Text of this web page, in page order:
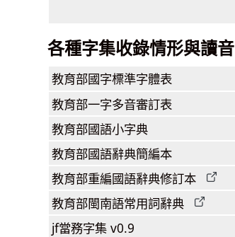
各種字集收錄情形與讀音
教育部國字標準字體表
教育部一字多音審訂表
教育部國語小字典
教育部國語辭典簡編本
教育部重編國語辭典修訂本
教育部閩南語常用詞辭典
jf當務字集 v0.9